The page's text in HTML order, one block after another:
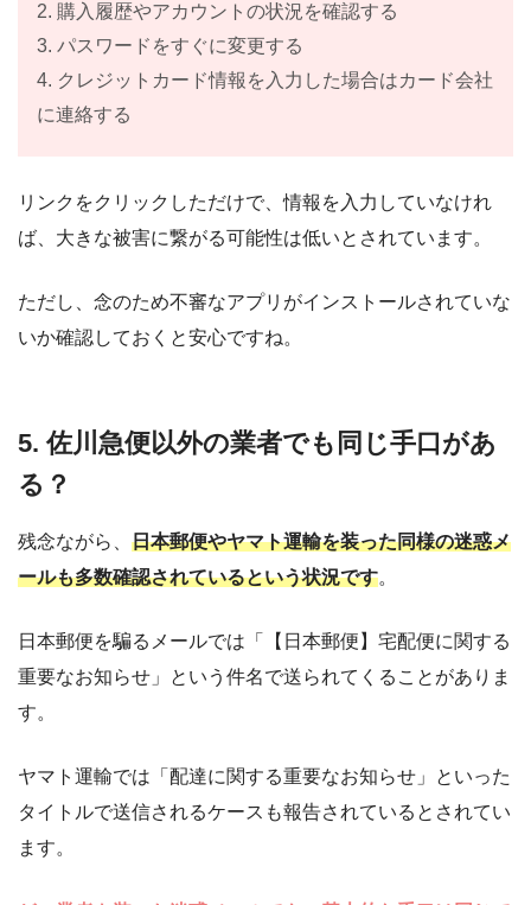
2. 購入履歴やアカウントの状況を確認する
3. パスワードをすぐに変更する
4. クレジットカード情報を入力した場合はカード会社
に連絡する
リンクをクリックしただけで、情報を入力していなけれ
ば、大きな被害に繋がる可能性は低いとされています。
ただし、念のため不審なアプリがインストールされていな
いか確認しておくと安心ですね。
5. 佐川急便以外の業者でも同じ手口があ
る？
残念ながら、 日本郵便やヤマト運輸を装った同様の迷惑メ
ールも多数確認されているという状況です。
日本郵便を騙るメールでは「【日本郵便】宅配便に関する
重要なお知らせ」という件名で送られてくることがありま
す。
ヤマト運輸では「配達に関する重要なお知らせ」といった
タイトルで送信されるケースも報告されているとされてい
ます。